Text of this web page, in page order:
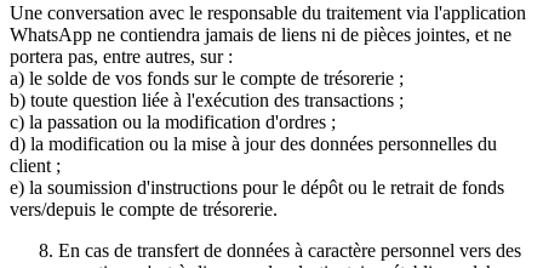
Une conversation avec le responsable du traitement via l'application
WhatsApp ne contiendra jamais de liens ni de pièces jointes, et ne
portera pas, entre autres, sur :
a) le solde de vos fonds sur le compte de trésorerie ;
b) toute question liée à l'exécution des transactions ;
c) la passation ou la modification d'ordres ;
d) la modification ou la mise à jour des données personnelles du
client ;
e) la soumission d'instructions pour le dépôt ou le retrait de fonds
vers/depuis le compte de trésorerie.
En cas de transfert de données à caractère personnel vers des